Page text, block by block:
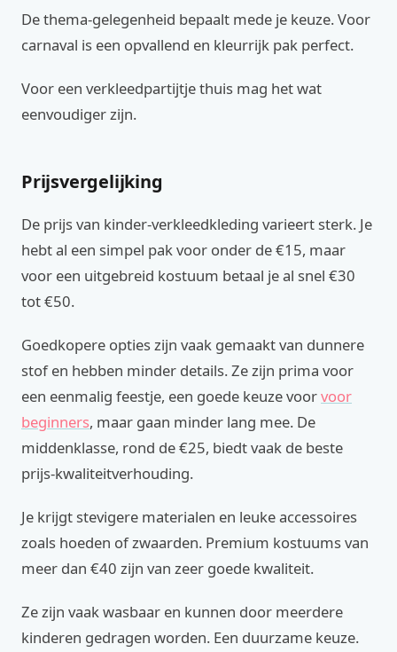
De thema-gelegenheid bepaalt mede je keuze. Voor
carnaval is een opvallend en kleurrijk pak perfect.
Voor een verkleedpartijtje thuis mag het wat
eenvoudiger zijn.
Prijsvergelijking
De prijs van kinder-verkleedkleding varieert sterk. Je
hebt al een simpel pak voor onder de €15, maar
voor een uitgebreid kostuum betaal je al snel €30
tot €50.
Goedkopere opties zijn vaak gemaakt van dunnere
stof en hebben minder details. Ze zijn prima voor
een eenmalig feestje, een goede keuze voorvoor
beginners, maar gaan minder lang mee. De
middenklasse, rond de €25, biedt vaak de beste
prijs-kwaliteitverhouding.
Je krijgt stevigere materialen en leuke accessoires
zoals hoeden of zwaarden. Premium kostuums van
meer dan €40 zijn van zeer goede kwaliteit.
Ze zijn vaak wasbaar en kunnen door meerdere
kinderen gedragen worden. Een duurzame keuze.